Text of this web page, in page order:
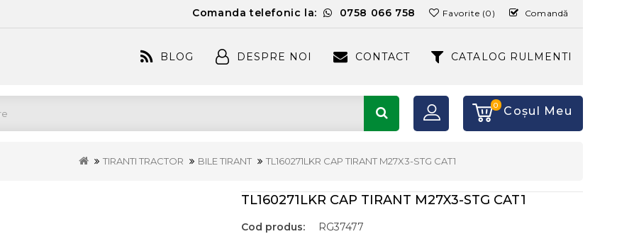
Comanda telefonic la: 0758 066 758 Favorite (0) Comandă
BLOG DESPRE NOI CONTACT CATALOG RULMENTI
0 Coşul Meu
TIRANTI TRACTOR BILE TIRANT TL160271LKR CAP TIRANT M27X3-STG CAT1
TL160271LKR CAP TIRANT M27X3-STG CAT1
Cod produs:
RG37477